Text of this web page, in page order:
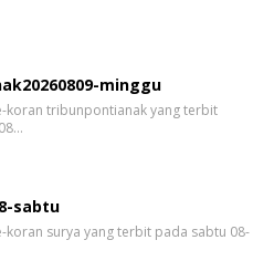
minggu
koran tribunpontianak yang terbit
sabtu
koran surya yang terbit pada sabtu 08-